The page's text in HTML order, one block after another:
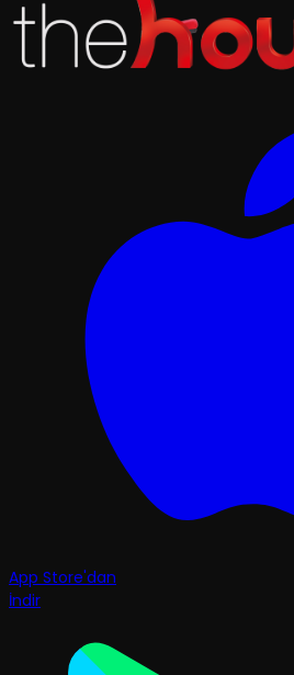
App Store'dan
İndir